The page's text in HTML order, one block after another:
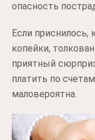
опасность
Если приснилось,
копейки,
приятный
платить по
маловероятна.